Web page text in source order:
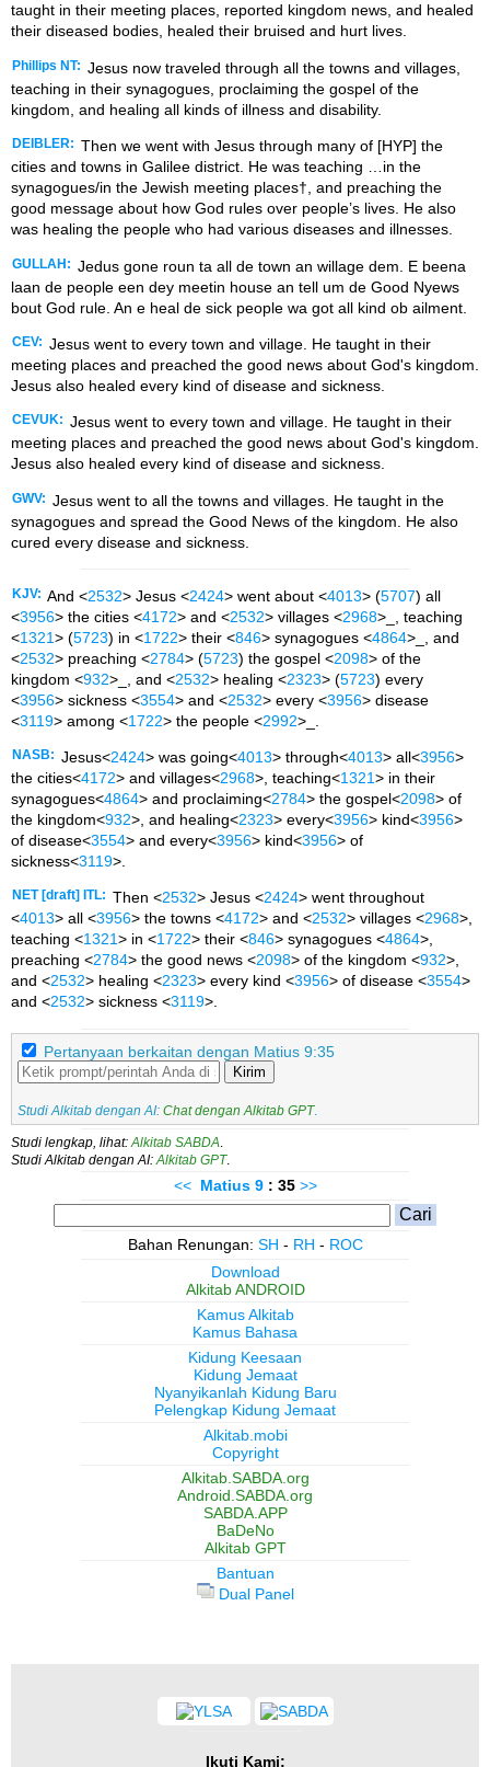
taught in their meeting places, reported kingdom news, and healed
their diseased bodies, healed their bruised and hurt lives.
Phillips NT: Jesus now traveled through all the towns and villages,
teaching in their synagogues, proclaiming the gospel of the
kingdom, and healing all kinds of illness and disability.
DEIBLER: Then we went with Jesus through many of [HYP] the
cities and towns in Galilee district. He was teaching …in the
synagogues/in the Jewish meeting places†, and preaching the
good message about how God rules over people’s lives. He also
was healing the people who had various diseases and illnesses.
GULLAH: Jedus gone roun ta all de town an willage dem. E beena
laan de people een dey meetin house an tell um de Good Nyews
bout God rule. An e heal de sick people wa got all kind ob ailment.
CEV: Jesus went to every town and village. He taught in their
meeting places and preached the good news about God's kingdom.
Jesus also healed every kind of disease and sickness.
CEVUK: Jesus went to every town and village. He taught in their
meeting places and preached the good news about God's kingdom.
Jesus also healed every kind of disease and sickness.
GWV: Jesus went to all the towns and villages. He taught in the
synagogues and spread the Good News of the kingdom. He also
cured every disease and sickness.
KJV: And <2532> Jesus <2424> went about <4013> (5707) all
<3956> the cities <4172> and <2532> villages <2968>_, teaching
<1321> (5723) in <1722> their <846> synagogues <4864>_, and
<2532> preaching <2784> (5723) the gospel <2098> of the
kingdom <932>_, and <2532> healing <2323> (5723) every
<3956> sickness <3554> and <2532> every <3956> disease
<3119> among <1722> the people <2992>_.
NASB: Jesus<2424> was going<4013> through<4013> all<3956>
the cities<4172> and villages<2968>, teaching<1321> in their
synagogues<4864> and proclaiming<2784> the gospel<2098> of
the kingdom<932>, and healing<2323> every<3956> kind<3956>
of disease<3554> and every<3956> kind<3956> of
sickness<3119>.
NET [draft] ITL: Then <2532> Jesus <2424> went throughout
<4013> all <3956> the towns <4172> and <2532> villages <2968>,
teaching <1321> in <1722> their <846> synagogues <4864>,
preaching <2784> the good news <2098> of the kingdom <932>,
and <2532> healing <2323> every kind <3956> of disease <3554>
and <2532> sickness <3119>.
Pertanyaan berkaitan dengan Matius 9:35
Kirim
Studi Alkitab dengan AI: Chat dengan Alkitab GPT.
Studi lengkap, lihat: Alkitab SABDA
Studi Alkitab dengan AI: Alkitab GPT.
<< Matius 9 : 35 >>
Bahan Renungan: SH - RH - ROC
Download
Alkitab ANDROID
Kamus Alkitab
Kamus Bahasa
Kidung Keesaan
Kidung Jemaat
Nyanyikanlah Kidung Baru
Pelengkap Kidung Jemaat
Alkitab.mobi
Copyright
Alkitab.SABDA.org
Android.SABDA.org
SABDA.APP
BaDeNo
Alkitab GPT
Bantuan
Dual Panel
Ikuti Kami: